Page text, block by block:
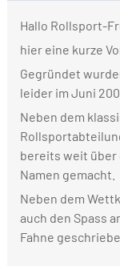
Hallo Rollsport-
hier eine kurze
Gegründet
leider im Juni
Neben dem
bereits weit über
Namen gemacht.
Neben dem
auch den Spass
Fahne